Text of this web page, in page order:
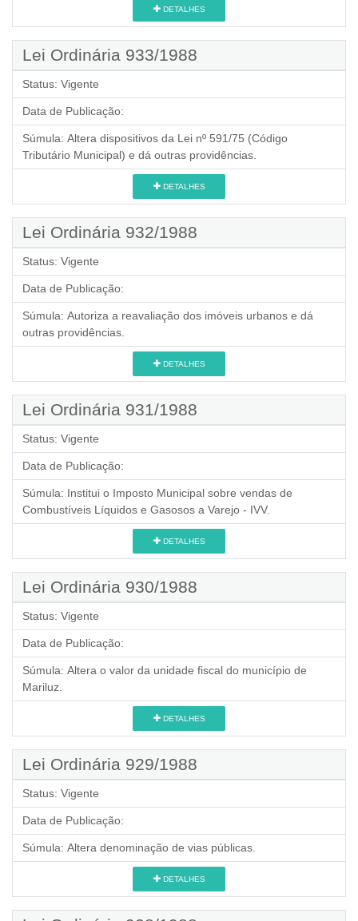
DETALHES
Lei Ordinária 933/1988
Status: Vigente
Data de Publicação:
Súmula: Altera dispositivos da Lei nº 591/75 (Código
Tributário Municipal) e dá outras providências.
DETALHES
Lei Ordinária 932/1988
Status: Vigente
Data de Publicação:
Súmula: Autoriza a reavaliação dos imóveis urbanos e dá
outras providências.
DETALHES
Lei Ordinária 931/1988
Status: Vigente
Data de Publicação:
Súmula: Institui o Imposto Municipal sobre vendas de
Combustíveis Líquidos e Gasosos a Varejo - IVV.
DETALHES
Lei Ordinária 930/1988
Status: Vigente
Data de Publicação:
Súmula: Altera o valor da unidade fiscal do município de
Mariluz.
DETALHES
Lei Ordinária 929/1988
Status: Vigente
Data de Publicação:
Súmula: Altera denominação de vias públicas.
DETALHES